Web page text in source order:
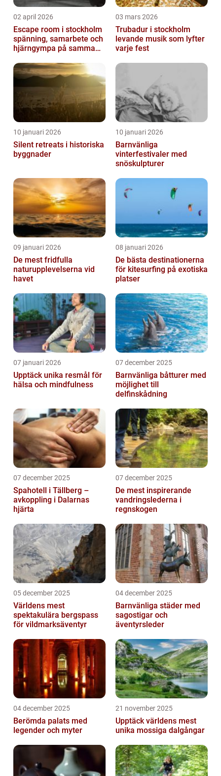
02 april 2026
Escape room i stockholm
spänning, samarbete och
hjärngympa på samma
03 mars 2026
Trubadur i stockholm
levande musik som lyfter
varje fest
10 januari 2026
Silent retreats i historiska
byggnader
10 januari 2026
Barnvänliga
vinterfestivaler med
snöskulpturer
09 januari 2026
De mest fridfulla
naturupplevelserna vid
havet
08 januari 2026
De bästa destinationerna
för kitesurfing på exotiska
platser
07 januari 2026
Upptäck unika resmål för
hälsa och mindfulness
07 december 2025
Barnvänliga båtturer med
möjlighet till
delfinskådning
07 december 2025
Spahotell i Tällberg –
avkoppling i Dalarnas
hjärta
07 december 2025
De mest inspirerande
vandringslederna i
regnskogen
05 december 2025
Världens mest
spektakulära bergspass
för vildmarksäventyr
04 december 2025
Barnvänliga städer med
sagostigar och
äventyrsleder
04 december 2025
Berömda palats med
legender och myter
21 november 2025
Upptäck världens mest
unika mossiga dalgångar